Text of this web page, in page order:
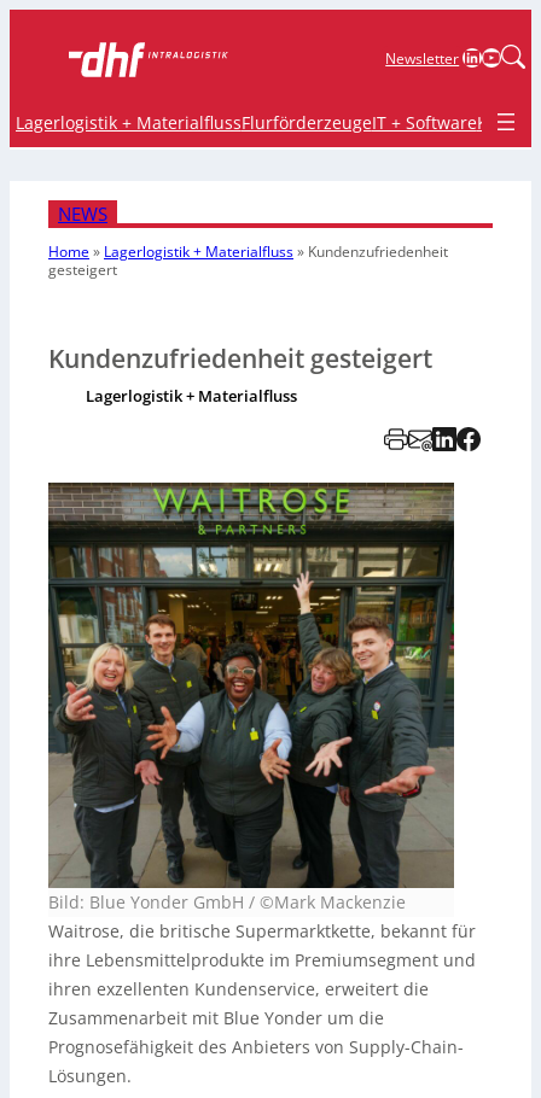
NewsletterLinkedIn
Lagerlogistik + MaterialflussFlurförderzeugeIT + SoftwareKrane
NEWS
Home» Lagerlogistik + Materialfluss» Kundenzufriedenheit
gesteigert
Kundenzufriedenheit gesteigert
Lagerlogistik + Materialfluss
Bild: Blue Yonder GmbH / ©Mark Mackenzie
Waitrose, die britische Supermarktkette, bekannt für
ihre Lebensmittelprodukte im Premiumsegment und
ihren exzellenten Kundenservice, erweitert die
Zusammenarbeit mit Blue Yonder um die
Prognosefähigkeit des Anbieters von Supply-Chain-
Lösungen.